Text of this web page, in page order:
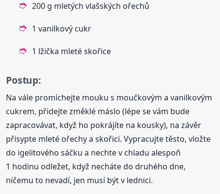
200 g mletých vlašských ořechů
1 vanilkový cukr
1 lžička mleté skořice
Postup:
Na vále promíchejte mouku s moučkovým a vanilkovým
cukrem, přidejte změklé máslo (lépe se vám bude
zapracovávat, když ho pokrájíte na kousky), na závěr
přisypte mleté ořechy a skořici. Vypracujte těsto, vložte
do igelitového sáčku a nechte v chladu alespoň
1 hodinu odležet, když necháte do druhého dne,
ničemu to nevadí, jen musí být v lednici.